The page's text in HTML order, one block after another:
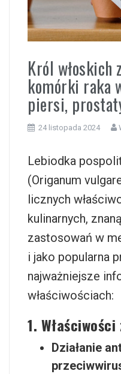
Król włoskich
komórki raka
piersi,
24 listopada 2024
Lebiodka
(Origanum
licznych
kulinarnych,
zastosowań w
i jako popularna
najważniejsze
właściwościach:
1.
Działanie